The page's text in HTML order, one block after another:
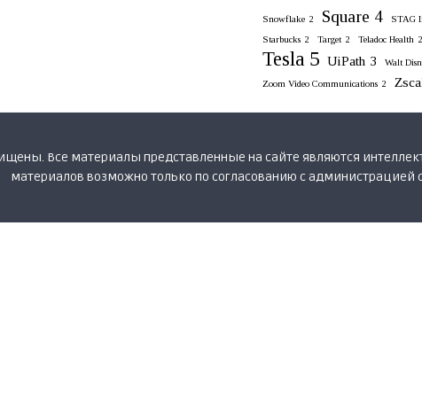
Snowflake 2 Square 4 STAG
Starbucks 2 Target 2 Teladoc Health 2
Tesla 5 UiPath 3 Walt
Zoom Video Communications 2
Все материалы представленные на сайте являются
материалов возможно только по согласованию с администрацией